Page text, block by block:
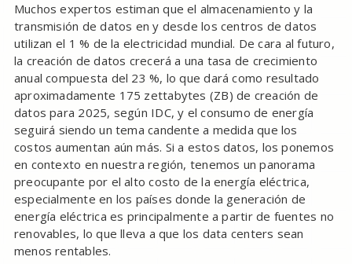
Muchos expertos estiman que el almacenamiento y la
transmisión de datos en y desde los centros de datos
utilizan el 1 % de la electricidad mundial. De cara al futuro,
la creación de datos crecerá a una tasa de crecimiento
anual compuesta del 23 %, lo que dará como resultado
aproximadamente 175 zettabytes (ZB) de creación de
datos para 2025, según IDC, y el consumo de energía
seguirá siendo un tema candente a medida que los
costos aumentan aún más. Si a estos datos, los ponemos
en contexto en nuestra región, tenemos un panorama
preocupante por el alto costo de la energía eléctrica,
especialmente en los países donde la generación de
energía eléctrica es principalmente a partir de fuentes no
renovables, lo que lleva a que los data centers sean
menos rentables.